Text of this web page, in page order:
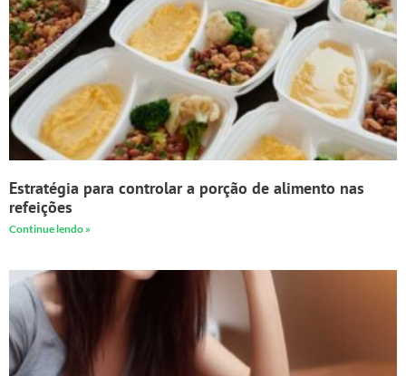
Estratégia para controlar a porção de alimento nas
refeições
Continue lendo »